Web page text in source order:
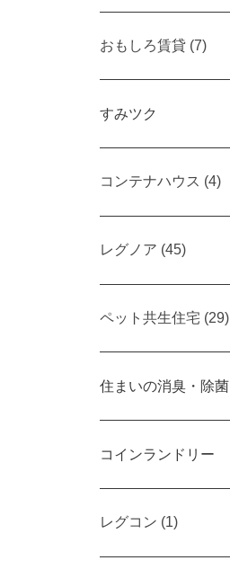
おもしろ賃貸 (7)
すみツク
コンテナハウス (4)
レグノア (45)
ペット共生住宅 (29)
住まいの消臭・除菌
コインランドリー
レグコン (1)